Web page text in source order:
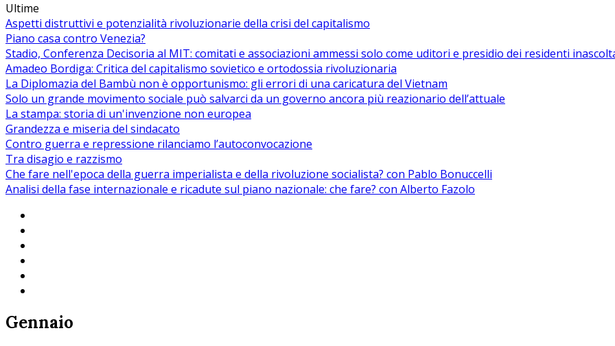
Ultime
Aspetti distruttivi e potenzialità rivoluzionarie della crisi del capitalismo
Piano casa contro Venezia?
Stadio, Conferenza Decisoria al MIT: comitati e associazioni ammessi solo come uditori e presidio dei residenti
Amadeo Bordiga: Critica del capitalismo sovietico e ortodossia rivoluzionaria
La Diplomazia del Bambù non è opportunismo: gli errori di una caricatura del Vietnam
Solo un grande movimento sociale può salvarci da un governo ancora più reazionario dell’attuale
La stampa: storia di un'invenzione non europea
Grandezza e miseria del sindacato
Contro guerra e repressione rilanciamo l’autoconvocazione
Tra disagio e razzismo
Che fare nell'epoca della guerra imperialista e della rivoluzione socialista? con Pablo Bonuccelli
Analisi della fase internazionale e ricadute sul piano nazionale: che fare? con Alberto Fazolo
Gennaio